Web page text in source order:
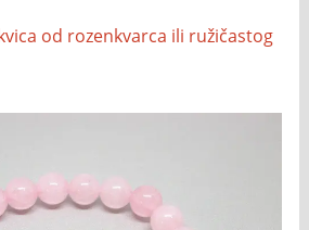
od rozenkvarca ili ružičastog